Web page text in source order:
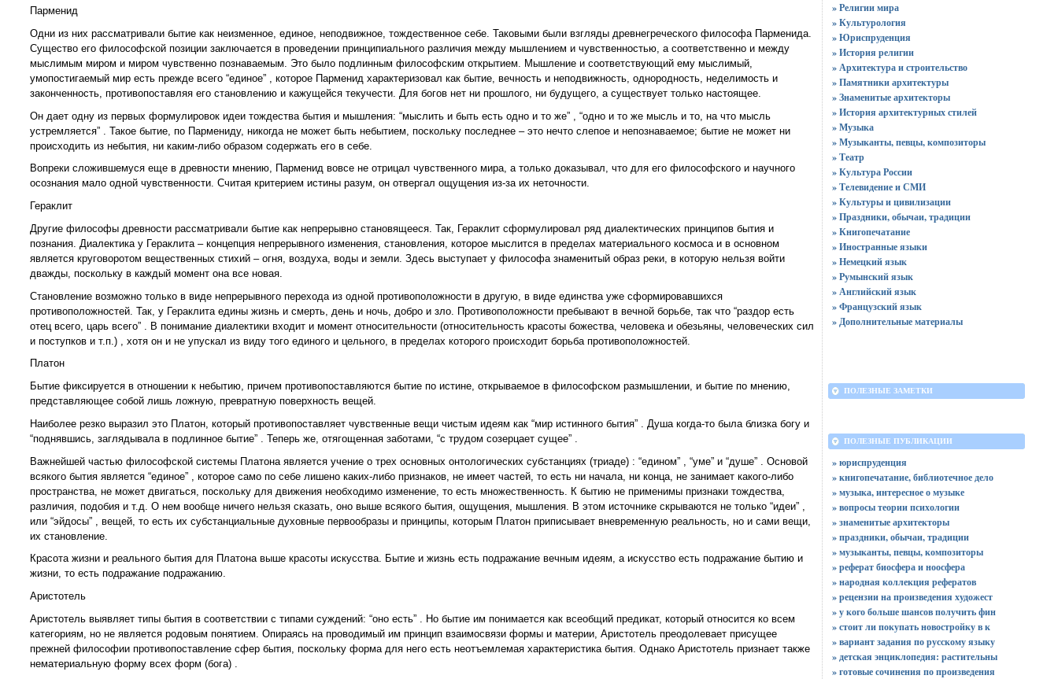
Парменид
Одни из них рассматривали бытие как неизменное, единое, неподвижное, тождественное себе. Таковыми были взгляды древнегреческого философа Парменида.
Существо его философской позиции заключается в проведении принципиального различия между мышлением и чувственностью, а соответственно и между
мыслимым миром и миром чувственно познаваемым. Это было подлинным философским открытием. Мышление и соответствующий ему мыслимый,
умопостигаемый мир есть прежде всего “единое” , которое Парменид характеризовал как бытие, вечность и неподвижность, однородность, неделимость и
законченность, противопоставляя его становлению и кажущейся текучести. Для богов нет ни прошлого, ни будущего, а существует только настоящее.
Он дает одну из первых формулировок идеи тождества бытия и мышления: “мыслить и быть есть одно и то же” , “одно и то же мысль и то, на что мысль
устремляется” . Такое бытие, по Пармениду, никогда не может быть небытием, поскольку последнее – это нечто слепое и непознаваемое; бытие не может ни
происходить из небытия, ни каким-либо образом содержать его в себе.
Вопреки сложившемуся еще в древности мнению, Парменид вовсе не отрицал чувственного мира, а только доказывал, что для его философского и научного
осознания мало одной чувственности. Считая критерием истины разум, он отвергал ощущения из-за их неточности.
Гераклит
Другие философы древности рассматривали бытие как непрерывно становящееся. Так, Гераклит сформулировал ряд диалектических принципов бытия и
познания. Диалектика у Гераклита – концепция непрерывного изменения, становления, которое мыслится в пределах материального космоса и в основном
является круговоротом вещественных стихий – огня, воздуха, воды и земли. Здесь выступает у философа знаменитый образ реки, в которую нельзя войти
дважды, поскольку в каждый момент она все новая.
Становление возможно только в виде непрерывного перехода из одной противоположности в другую, в виде единства уже сформировавшихся
противоположностей. Так, у Гераклита едины жизнь и смерть, день и ночь, добро и зло. Противоположности пребывают в вечной борьбе, так что “раздор есть
отец всего, царь всего” . В понимание диалектики входит и момент относительности (относительность красоты божества, человека и обезьяны, человеческих сил
и поступков и т.п.) , хотя он и не упускал из виду того единого и цельного, в пределах которого происходит борьба противоположностей.
Платон
Бытие фиксируется в отношении к небытию, причем противопоставляются бытие по истине, открываемое в философском размышлении, и бытие по мнению,
представляющее собой лишь ложную, превратную поверхность вещей.
Наиболее резко выразил это Платон, который противопоставляет чувственные вещи чистым идеям как “мир истинного бытия” . Душа когда-то была близка богу и
“поднявшись, заглядывала в подлинное бытие” . Теперь же, отягощенная заботами, “с трудом созерцает сущее” .
Важнейшей частью философской системы Платона является учение о трех основных онтологических субстанциях (триаде) : “едином” , “уме” и “душе” . Основой
всякого бытия является “единое” , которое само по себе лишено каких-либо признаков, не имеет частей, то есть ни начала, ни конца, не занимает какого-либо
пространства, не может двигаться, поскольку для движения необходимо изменение, то есть множественность. К бытию не применимы признаки тождества,
различия, подобия и т.д. О нем вообще ничего нельзя сказать, оно выше всякого бытия, ощущения, мышления. В этом источнике скрываются не только “идеи” ,
или “эйдосы” , вещей, то есть их субстанциальные духовные первообразы и принципы, которым Платон приписывает вневременную реальность, но и сами вещи,
их становление.
Красота жизни и реального бытия для Платона выше красоты искусства. Бытие и жизнь есть подражание вечным идеям, а искусство есть подражание бытию и
жизни, то есть подражание подражанию.
Аристотель
Аристотель выявляет типы бытия в соответствии с типами суждений: “оно есть” . Но бытие им понимается как всеобщий предикат, который относится ко всем
категориям, но не является родовым понятием. Опираясь на проводимый им принцип взаимосвязи формы и материи, Аристотель преодолевает присущее
прежней философии противопоставление сфер бытия, поскольку форма для него есть неотъемлемая характеристика бытия. Однако Аристотель признает также
нематериальную форму всех форм (бога) .
» Религии мира
» Культурология
» Юриспруденция
» История религии
» Архитектура и строительство
» Памятники архитектуры
» Знаменитые архитекторы
» История архитектурных стилей
» Музыка
» Музыканты, певцы, композиторы
» Театр
» Культура России
» Телевидение и СМИ
» Культуры и цивилизации
» Праздники, обычаи, традиции
» Книгопечатание
» Иностранные языки
» Немецкий язык
» Румынский язык
» Английский язык
» Французский язык
» Дополнительные материалы
ПОЛЕЗНЫЕ ЗАМЕТКИ
ПОЛЕЗНЫЕ ПУБЛИКАЦИИ
» юриспруденция
» книгопечатание, библиотечное дело
» музыка, интересное о музыке
» вопросы теории психологии
» знаменитые архитекторы
» праздники, обычаи, традиции
» музыканты, певцы, композиторы
» реферат биосфера и ноосфера
» народная коллекция рефератов
» рецензии на произведения художест
» у кого больше шансов получить фин
» стоит ли покупать новостройку в к
» вариант задания по русскому языку
» детская энциклопедия: растительны
» готовые сочинения по произведения